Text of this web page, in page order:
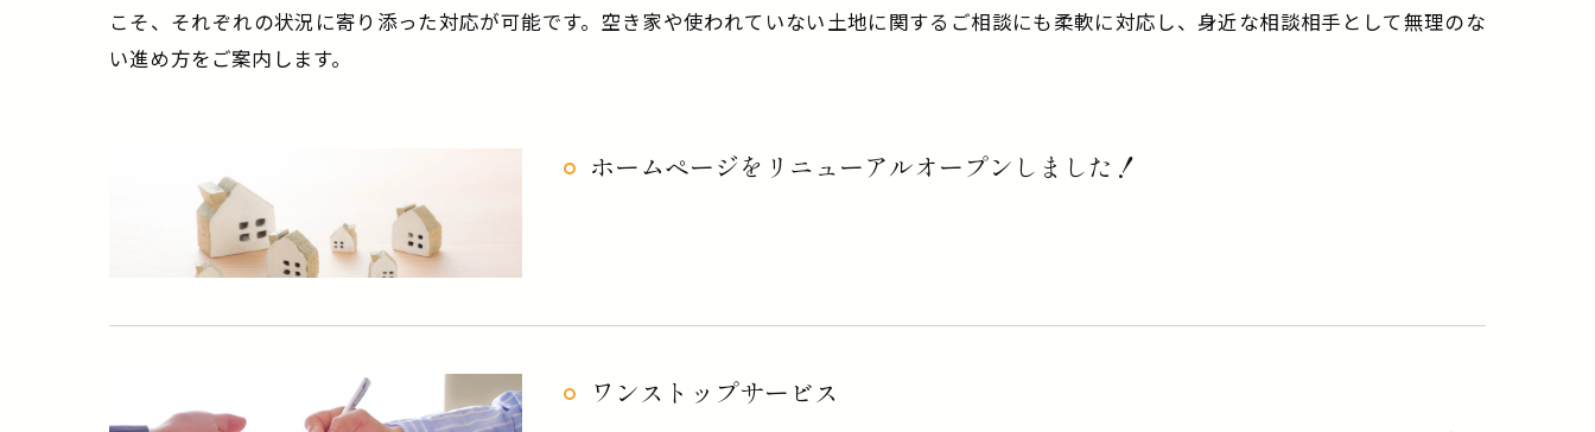
こそ、それぞれの状況に寄り添った対応が可能です。空き家や使われていない土地に関するご相談にも柔軟に対応し、身近な相談相手として無理のな
い進め方をご案内します。
ホームページをリニューアルオープンしました！
ワンストップサービス